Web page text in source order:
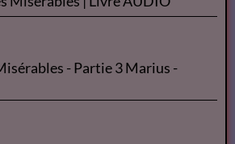
Misérables | Livre AUDIO
- Partie 3 Marius -